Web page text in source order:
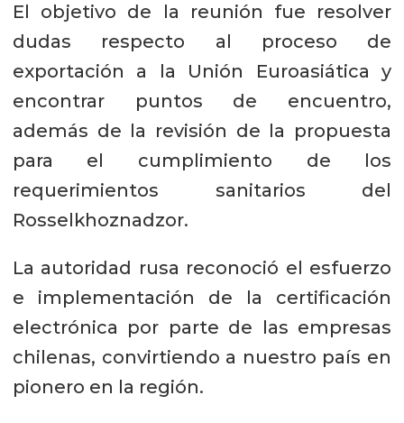
El objetivo de la reunión fue resolver
dudas respecto al proceso de
exportación a la Unión Euroasiática y
encontrar puntos de encuentro,
además de la revisión de la propuesta
para el cumplimiento de los
requerimientos sanitarios del
Rosselkhoznadzor.
La autoridad rusa reconoció el esfuerzo
e implementación de la certificación
electrónica por parte de las empresas
chilenas, convirtiendo a nuestro país en
pionero en la región.